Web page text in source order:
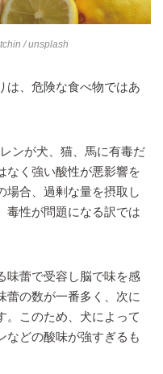
/ unsplash
は、危険な食べ物ではあ
ンが犬、猫、馬に有毒だ
なく強い酸性が悪影響を
場合、過剰な量を摂取し
毒性が問題になる訳では
味蕾で受容し脳で味を感
蕾の数が一番多く、次に
。このため、犬によって
などの酸味が強すぎるも